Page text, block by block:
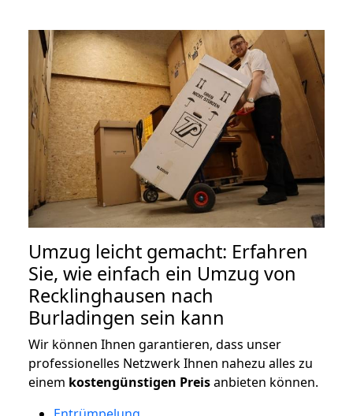
Umzug leicht gemacht: Erfahren
Sie, wie einfach ein Umzug von
Recklinghausen nach
Burladingen sein kann
Wir können Ihnen garantieren, dass unser
professionelles Netzwerk Ihnen nahezu alles zu
einem kostengünstigen Preisanbieten können.